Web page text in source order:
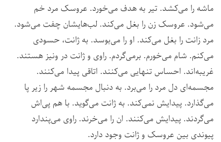
ماشه را می‌کشد. تیر به هدف می‌خورد. عروسک مرد خم
می‌شود. عروسک زن را بغل می‌کند. لب‌هایشان چفت می‌شود.
مرد زانت را بغل می‌کند. او را می‌بوسد. به ژانت، حسودی
می‌کنم. شام می‌خورم. برمی‌گردم. راوی و ژانت در ونیز هستند.
غریبه‌اند. احساس تنهایی می‌کنند. اتاقی پیدا می‌کنند.
مجسمه‌ای دل مرد را می‌برد. به دنبال مجسمه شهر را زیر پا
می‌گذارد. پیدایش نمی‌کند. به ژانت می‌گوید. با هم پی‌اش
می‌گردند. پیدایش می‌کنند. ان را می‌خرند. راوی می‌پندارد
پیوندی بین عروسک و ژانت وجود دارد.